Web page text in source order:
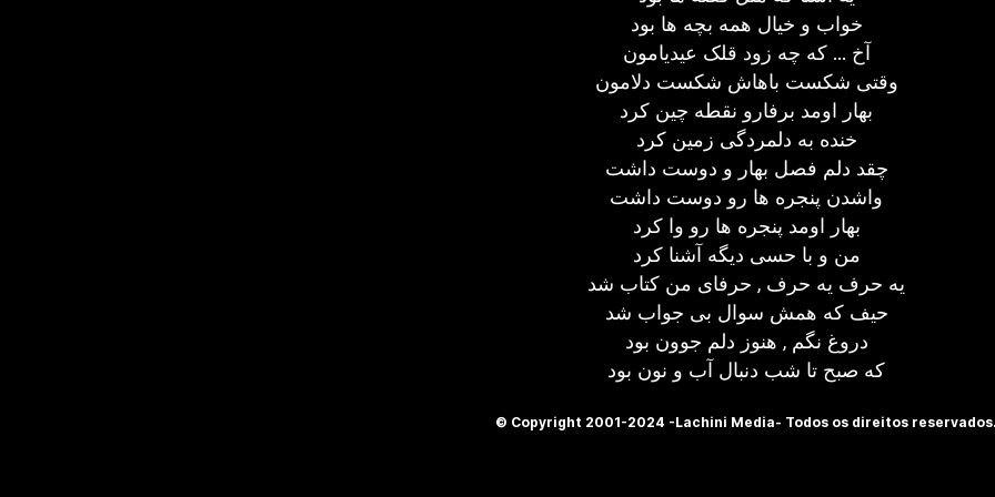
خواب و خیال همه بچه ها بود
آخ ... که چه زود قلک عیدیامون
وقتی شکست باهاش شکست دلامون
بهار اومد برفارو نقطه چین کرد
خنده به دلمردگی زمین کرد
چقد دلم فصل بهار و دوست داشت
واشدن پنجره ها رو دوست داشت
بهار اومد پنجره ها رو وا کرد
من و با حسی دیگه آشنا کرد
یه حرف یه حرف ‚ حرفای من کتاب شد
حیف که همش سوال بی جواب شد
دروغ نگم ‚ هنوز دلم جوون بود
که صبح تا شب دنبال آب و نون بود
© Copyright 2001-2024 -Lachini Media- Todos os direitos